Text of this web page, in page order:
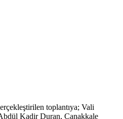
toplantıya; Vali
Kadir Duran, Çanakkale